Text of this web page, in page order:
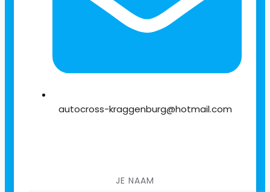
autocross-kraggenburg@hotmail.com
JE NAAM